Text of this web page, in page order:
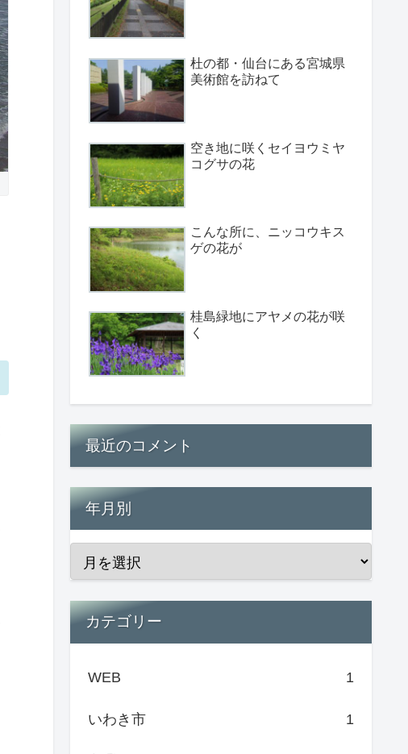
杜の都・仙台にある宮城県
美術館を訪ねて
空き地に咲くセイヨウミヤ
コグサの花
こんな所に、ニッコウキス
ゲの花が
桂島緑地にアヤメの花が咲
く
最近のコメント
年月別
カテゴリー
WEB 1
いわき市 1